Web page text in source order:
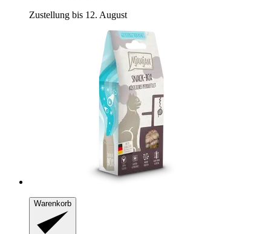
Zustellung bis 12. August
Warenkorb